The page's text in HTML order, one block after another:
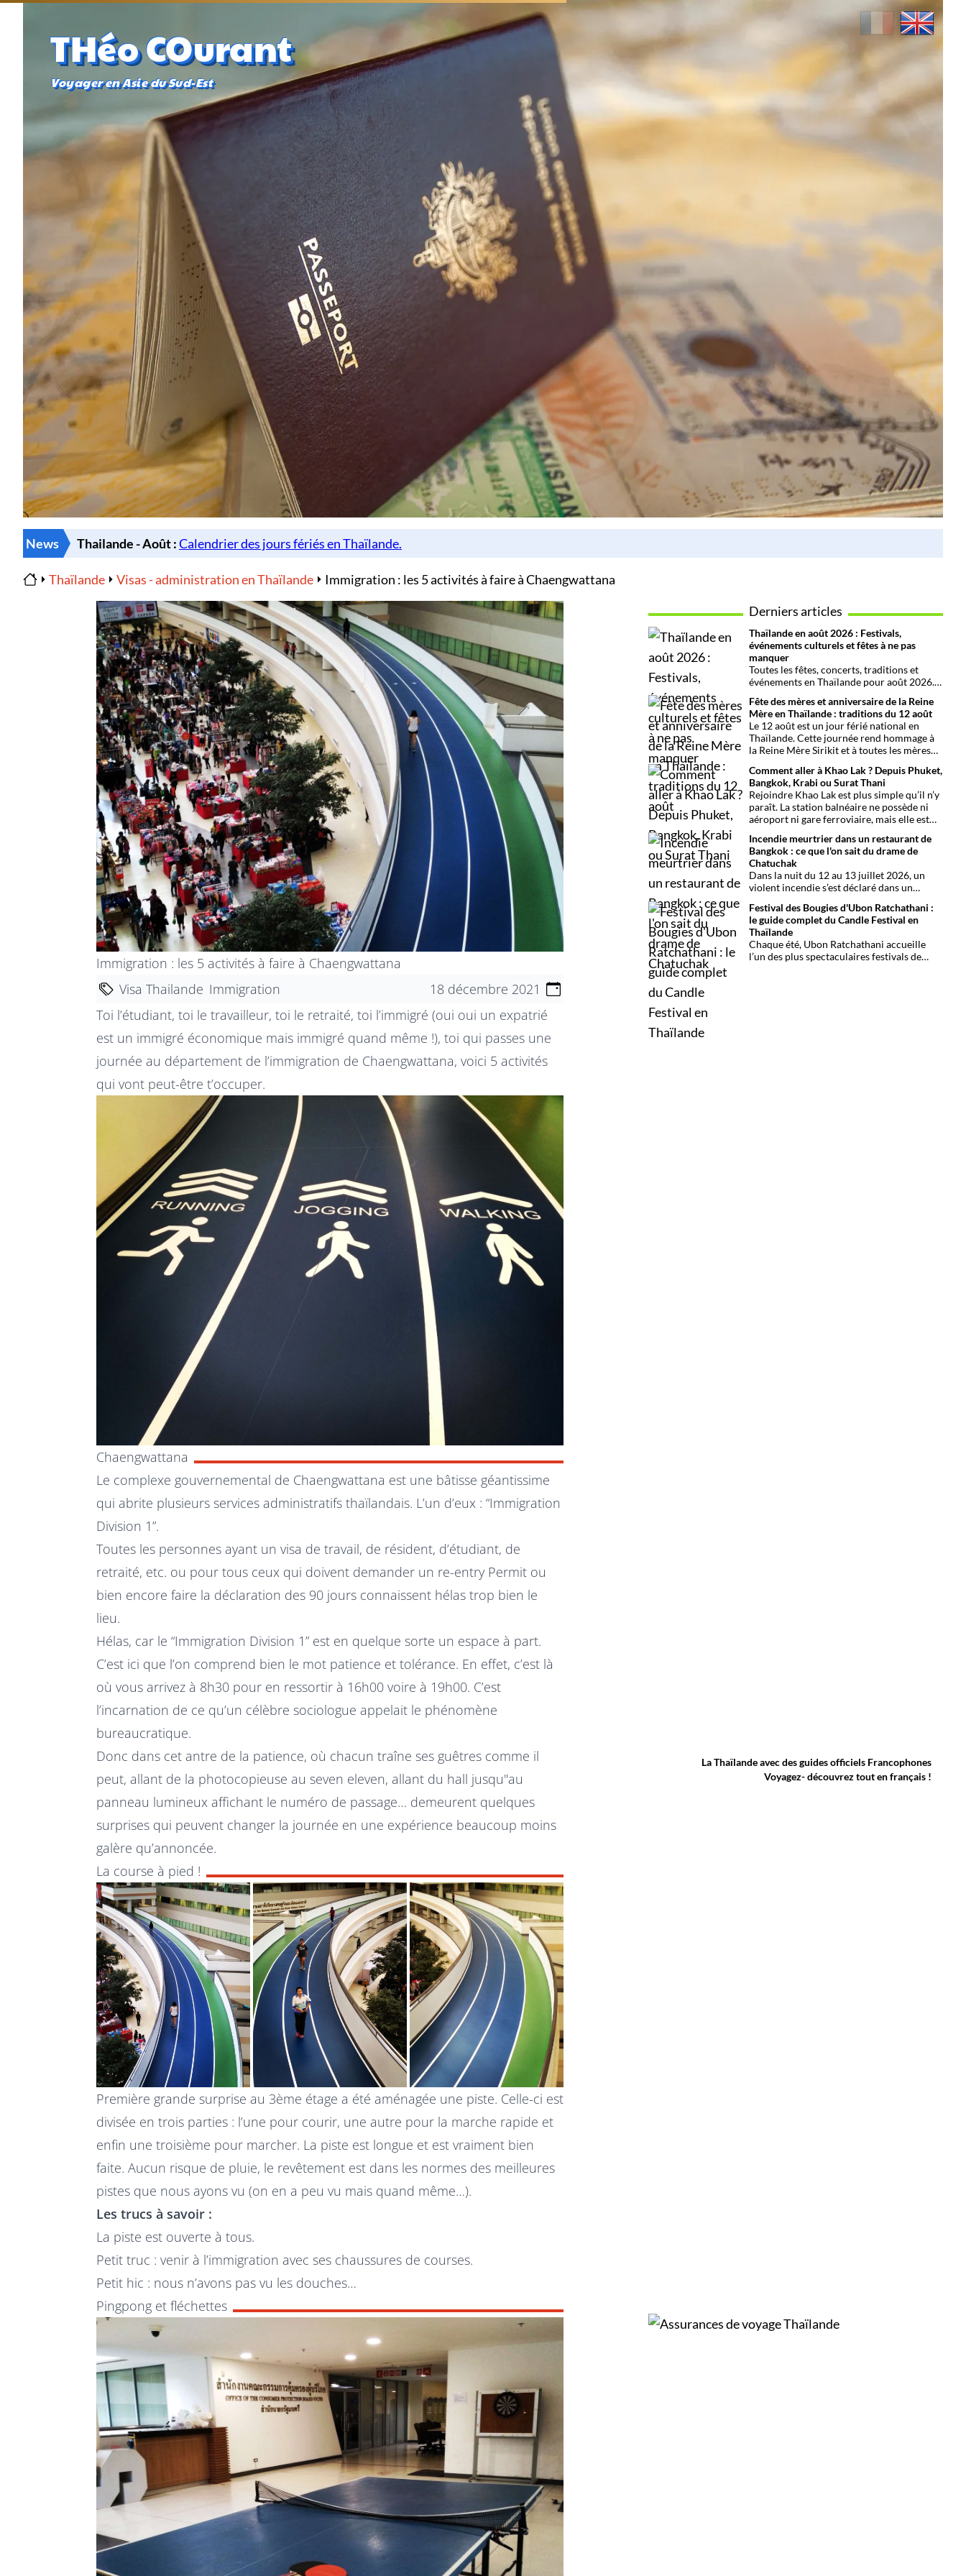
THéo COurant
Voyager en Asie du Sud-Est
News
Thaïlande Visas - administration en Thaïlande Immigration : les 5 activités à faire à Chaengwattana
Immigration : les 5 activités à faire à Chaengwattana
Visa Thailande Immigration
18 décembre 2021
Toi l’étudiant, toi le travailleur, toi le retraité, toi l’immigré (oui oui un expatrié
est un immigré économique mais immigré quand même !), toi qui passes une
journée au département de l’immigration de Chaengwattana, voici 5 activités
qui vont peut-être t’occuper.
Chaengwattana
Le complexe gouvernemental de Chaengwattana est une bâtisse géantissime
qui abrite plusieurs services administratifs thaïlandais. L’un d’eux : “Immigration
Division 1”.
Toutes les personnes ayant un visa de travail, de résident, d’étudiant, de
retraité, etc. ou pour tous ceux qui doivent demander un re-entry Permit ou
bien encore faire la déclaration des 90 jours connaissent hélas trop bien le
lieu.
Hélas, car le “Immigration Division 1” est en quelque sorte un espace à part.
C’est ici que l’on comprend bien le mot patience et tolérance. En effet, c’est là
où vous arrivez à 8h30 pour en ressortir à 16h00 voire à 19h00. C’est
l’incarnation de ce qu’un célèbre sociologue appelait le phénomène
bureaucratique.
Donc dans cet antre de la patience, où chacun traîne ses guêtres comme il
peut, allant de la photocopieuse au seven eleven, allant du hall jusqu"au
panneau lumineux affichant le numéro de passage… demeurent quelques
surprises qui peuvent changer la journée en une expérience beaucoup moins
galère qu’annoncée.
La course à pied !
Première grande surprise au 3ème étage a été aménagée une piste. Celle-ci est
divisée en trois parties : l’une pour courir, une autre pour la marche rapide et
enfin une troisième pour marcher. La piste est longue et est vraiment bien
faite. Aucun risque de pluie, le revêtement est dans les normes des meilleures
pistes que nous ayons vu (on en a peu vu mais quand même…).
Les trucs à savoir :
La piste est ouverte à tous.
Petit truc : venir à l’immigration avec ses chaussures de courses.
Petit hic : nous n’avons pas vu les douches…
Pingpong et fléchettes
Derniers articles
Thaïlande en août 2026 : Festivals,
événements culturels et fêtes à ne pas
manquer
Toutes les fêtes, concerts, traditions et
événements en Thaïlande pour août 2026.
pour organiser son voyage.
Fête des mères et anniversaire de la Reine
Mère en Thaïlande : traditions du 12 août
Le 12 août est un jour férié national en
Thaïlande. Cette journée rend hommage à
la Reine Mère Sirikit et à toutes les mères
traditions bouddhistes et festivités
populaires dans tout le royaume.
Comment aller à Khao Lak ? Depuis Phuket,
Bangkok, Krabi ou Surat Thani
Rejoindre Khao Lak est plus simple qu’il n’y
paraît. La station balnéaire ne possède ni
aéroport ni gare ferroviaire, mais elle est
international de Phuket, situé à un peu plus
d’une heure de route. Que vous arriviez de
Bangkok, Phuket, Krabi, Surat Thani ou de
Khao Sok, voici toutes les solutions pour
organiser votre trajet dans les meilleures
conditions.
Incendie meurtrier dans un restaurant de
Bangkok : ce que l'on sait du drame de
Chatuchak
Dans la nuit du 12 au 13 juillet 2026, un
violent incendie s’est déclaré dans un
quartier de Chatuchak, à Bangkok. Le bilan
provisoire est particulièrement lourd avec
au moins 27 morts et plusieurs dizaines de
blessés.
Festival des Bougies d'Ubon Ratchathani :
le guide complet du Candle Festival en
Thaïlande
Chaque été, Ubon Ratchathani accueille
l’un des plus spectaculaires festivals de
La Thaïlande avec des guides officiels Francophones
Voyagez- découvrez tout en français !